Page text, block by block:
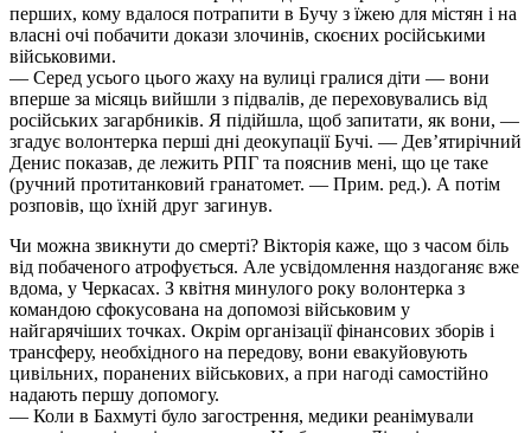
перших, кому вдалося потрапити в Бучу з їжею для містян і на
власні очі побачити докази злочинів, скоєних російськими
військовими.
— Серед усього цього жаху на вулиці гралися діти — вони
вперше за місяць вийшли з підвалів, де переховувались від
російських загарбників. Я підійшла, щоб запитати, як вони, —
згадує волонтерка перші дні деокупації Бучі. — Дев’ятирічний
Денис показав, де лежить РПГ та пояснив мені, що це таке
(ручний протитанковий гранатомет. — Прим. ред.). А потім
розповів, що їхній друг загинув.
Чи можна звикнути до смерті? Вікторія каже, що з часом біль
від побаченого атрофується. Але усвідомлення наздоганяє вже
вдома, у Черкасах. З квітня минулого року волонтерка з
командою сфокусована на допомозі військовим у
найгарячіших точках. Окрім організації фінансових зборів і
трансферу, необхідного на передову, вони евакуйовують
цивільних, поранених військових, а при нагоді самостійно
надають першу допомогу.
— Коли в Бахмуті було загострення, медики реанімували